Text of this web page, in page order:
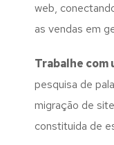
web,
as vendas em
Trabalhe com
pesquisa de
migração de
constituida de